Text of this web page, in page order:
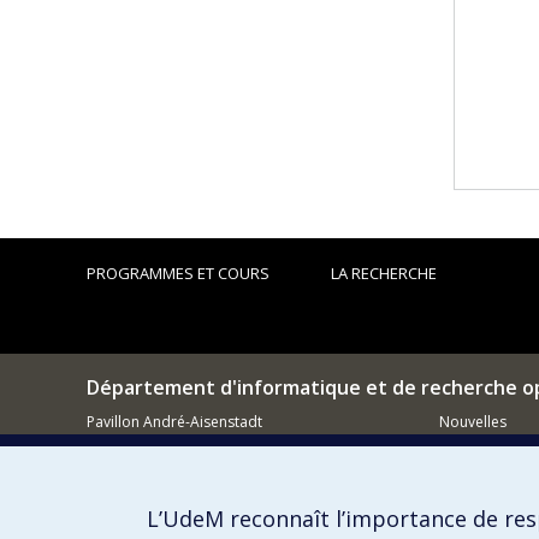
PROGRAMMES ET COURS LA RECHERCHE
Département d'informatique et de recherche
Pavillon André-Aisenstadt
2920, chemin de la Tour
514 343-6602
Nouvelles
L’UdeM reconnaît l’importance de